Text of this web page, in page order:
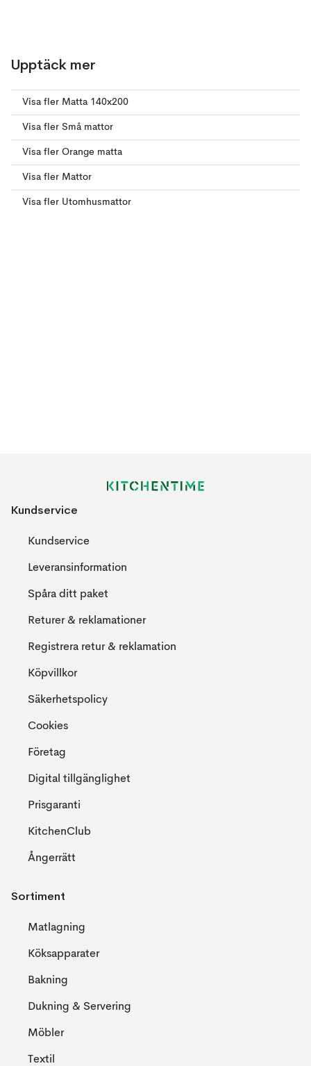
Upptäck mer
Visa fler Matta 140x200
Visa fler Små mattor
Visa fler Orange matta
Visa fler Mattor
Visa fler Utomhusmattor
Kundservice
Kundservice
Leveransinformation
Spåra ditt paket
Returer & reklamationer
Registrera retur & reklamation
Köpvillkor
Säkerhetspolicy
Cookies
Företag
Digital tillgänglighet
Prisgaranti
KitchenClub
Ångerrätt
Sortiment
Matlagning
Köksapparater
Bakning
Dukning & Servering
Möbler
Textil